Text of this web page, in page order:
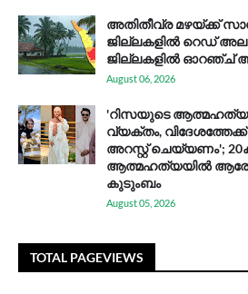
അതിതീവ്ര മഴയ്ക്ക്
ജില്ലകളിൽ റെഡ്
ജില്ലകളിൽ ഓറഞ്ച്
August 06, 2026
'റിസയുടെ ആത്മഹത്യാ
വ്യക്തം,
അറസ്റ്റ് ചെയ്യണം';
ആത്മഹത്യയിൽ
കുടുംബം
August 05, 2026
TOTAL PAGEVIEWS